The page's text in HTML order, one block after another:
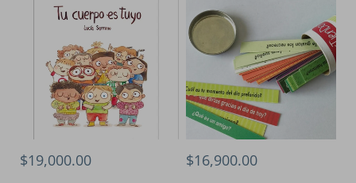
$19,000.00 $16,900.00